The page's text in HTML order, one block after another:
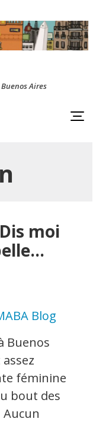
Aires
moi
Buenos
féminine
bout des